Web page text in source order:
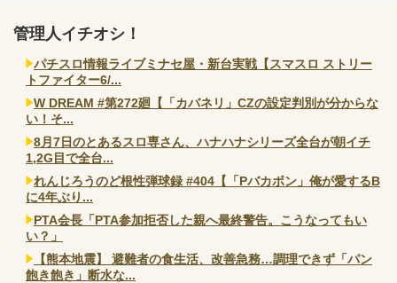
管理人イチオシ！
パチスロ情報ライブミナセ屋・新台実戦【スマスロ ストリー
トファイター6/...
W DREAM #第272廻【「カバネリ」CZの設定判別が分からな
い！そ...
8月7日のとあるスロ専さん、ハナハナシリーズ全台が朝イチ
1,2G目で全台...
れんじろうのど根性弾球録 #404【「Pバカボン」俺が愛するB
に4年ぶり...
PTA会長「PTA参加拒否した親へ最終警告。こうなってもい
い？」
【熊本地震】 避難者の食生活、改善急務…調理できず「パン
飽き飽き」断水な...